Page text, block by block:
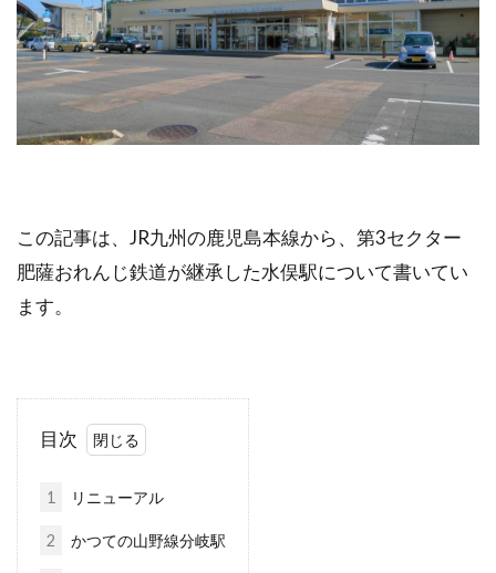
この記事は、JR九州の鹿児島本線から、第3セクター
肥薩おれんじ鉄道が継承した水俣駅について書いてい
ます。
目次
1 リニューアル
2 かつての山野線分岐駅